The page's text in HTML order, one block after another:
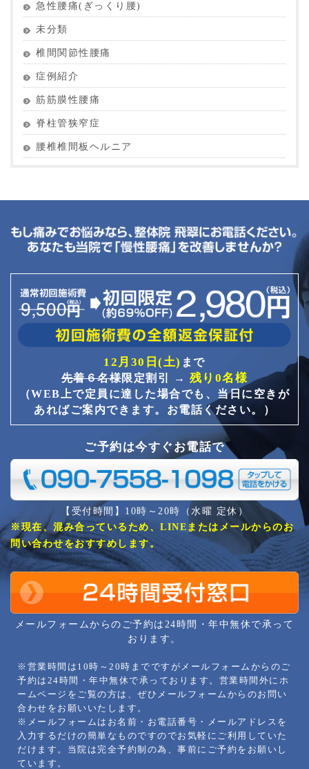
急性腰痛(ぎっくり腰)
未分類
椎間関節性腰痛
症例紹介
筋筋膜性腰痛
脊柱管狭窄症
腰椎椎間板ヘルニア
12月30日(土) まで
先着６名様限定割引 → 残り0名様
（WEB上で定員に達した場合でも、当日に空きが
あればご案内できます。お電話ください。）
ご予約は今すぐお電話で
【受付時間】10時～20時（水曜 定休）
※現在、混み合っているため、LINEまたはメールからのお
問い合わせをおすすめします。
メールフォームからのご予約は24時間・年中無休で承って
おります。
※営業時間は10時～20時までですがメールフォームからのご
予約は24時間・年中無休で承っております。営業時間外にホ
ームページをご覧の方は、ぜひメールフォームからのお問い
合わせをお願いいたします。
※メールフォームはお名前・お電話番号・メールアドレスを
入力するだけの簡単なものですのでお気軽にご利用していた
だけます。当院は完全予約制の為、事前にご予約をお願いし
ています。